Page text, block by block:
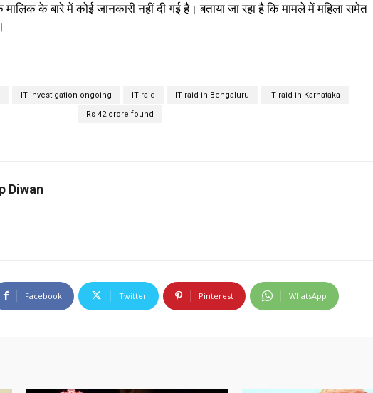
के बारे में कोई जानकारी नहीं दी गई है। बताया जा रहा है कि मामले में महिला समेत
IT investigation ongoing IT raid IT raid in Bengaluru IT raid in Karnataka
Rs 42 crore found
Diwan
Facebook Twitter Pinterest WhatsApp